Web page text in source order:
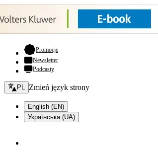
Promocje- otwiera się w nowej karcie
Newsletter
Podcasty
Zmień język - bieżący:
PL Zmień język strony
English (EN)
Українська (UA)